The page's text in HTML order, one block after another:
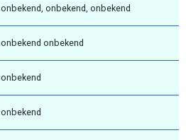
onbekend, onbekend, onbekend
onbekend onbekend
onbekend
onbekend